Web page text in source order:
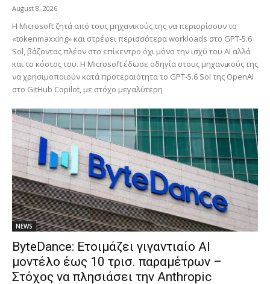
August 8, 2026
Η Microsoft ζητά από τους μηχανικούς της να περιορίσουν το
«tokenmaxxing» και στρέφει περισσότερα workloads στο GPT-5.6
Sol, βάζοντας πλέον στο επίκεντρο όχι μόνο την ισχύ του AI αλλά
και το κόστος του. Η Microsoft έδωσε οδηγία στους μηχανικούς της
να χρησιμοποιούν κατά προτεραιότητα το GPT-5.6 Sol της OpenAI
στο GitHub Copilot, με στόχο μεγαλύτερη
NEWS
ByteDance: Ετοιμάζει γιγαντιαίο AI
μοντέλο έως 10 τρισ. παραμέτρων –
Στόχος να πλησιάσει την Anthropic